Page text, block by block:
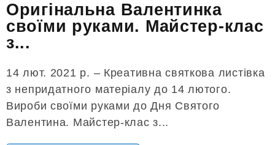
Оригінальна Валентинка
своїми руками. Майстер-клас
з...
14 лют. 2021 р. – Креативна святкова листівка
з непридатного матеріалу до 14 лютого.
Вироби своїми руками до Дня Святого
Валентина. Майстер-клас з...